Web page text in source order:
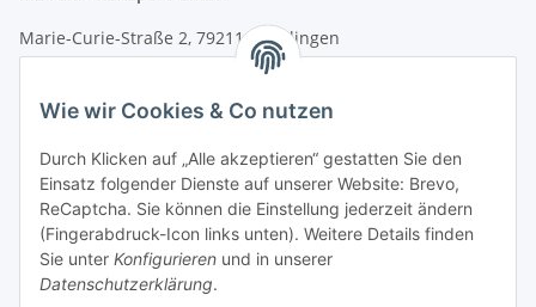
Wie wir Cookies & Co nutzen
Durch Klicken auf „Alle akzeptieren“ gestatten Sie den
Einsatz folgender Dienste auf unserer Website: Brevo,
ReCaptcha. Sie können die Einstellung jederzeit ändern
(Fingerabdruck-Icon links unten). Weitere Details finden
Sie unter Konfigurieren und in unserer
Datenschutzerklärung.
Marie-Curie-Straße 2, 79211 Denzlingen
Tel.: 07666/9378060 (Mo-Fr 9-16 Uhr)
info@fahr-reitsport.de
Nach Terminvereinbarung können Sie gerne bei uns im Lager
vorbeikommen
Zahlungsarten